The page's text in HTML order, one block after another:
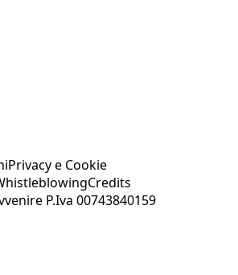
Privacy e Cookie
Credits
P.Iva 00743840159